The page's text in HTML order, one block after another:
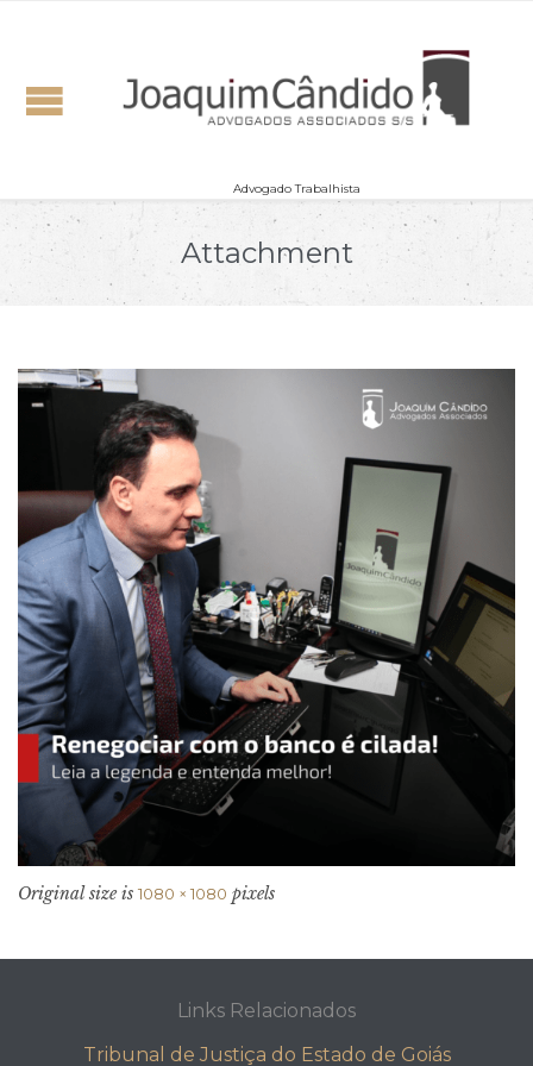
Advogado Trabalhista
Attachment
Original size is 1080 × 1080 pixels
Links Relacionados
Tribunal de Justiça do Estado de Goiás